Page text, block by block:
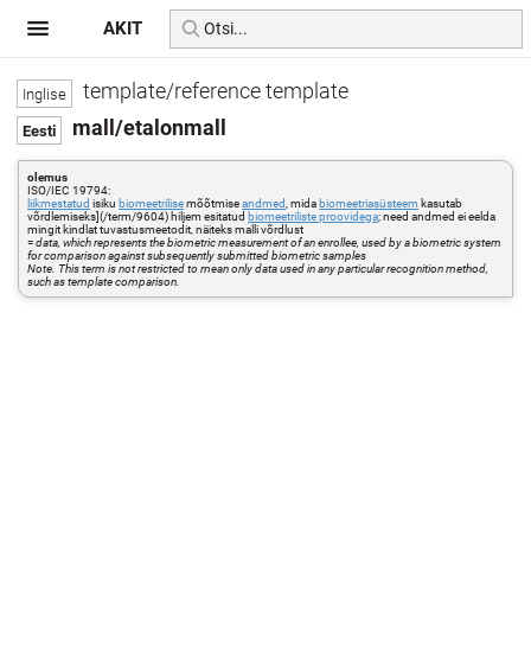
template/reference template
mall/etalonmall
olemus
ISO/IEC 19794:
liikmestatud isiku biomeetrilisemõõtmiseandmed , mida biomeetriasüsteem kasutab
võrdlemiseks](/term/9604) hiljem esitatud biomeetriliste proovidega; need andmed ei eelda
mingit kindlat tuvastusmeetodit, näiteks malli võrdlust
=data, which represents the biometric measurement of an enrollee, used by a biometric system
for comparison against subsequently submitted biometric samples
Note. This term is not restricted to mean only data used in any particular recognition method,
such as template comparison.
AKIT